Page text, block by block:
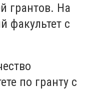
грантов. На
факультет с
по гранту с